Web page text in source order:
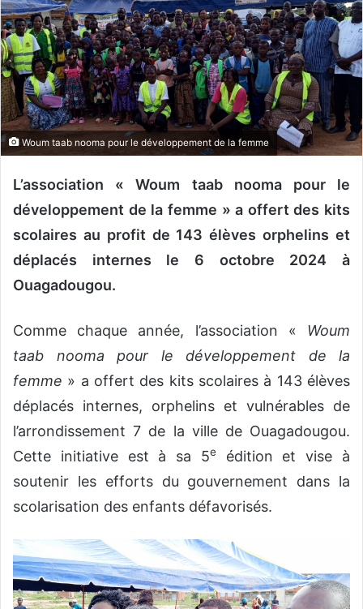
u
n
c
o
u
r
i
Woum taab nooma pour le développement de la femme
L’association « Woum taab nooma pour le
développement de la femme » a offert des kits
scolaires au profit de 143 élèves orphelins et
déplacés internes le 6 octobre 2024 à
Ouagadougou.
Comme chaque année, l’association « Woum
taab nooma pour le développement de la
femme » a offert des kits scolaires à 143 élèves
déplacés internes, orphelins et vulnérables de
l’arrondissement 7 de la ville de Ouagadougou.
Cette initiative est à sa 5e
édition et vise à
soutenir les efforts du gouvernement dans la
scolarisation des enfants défavorisés.